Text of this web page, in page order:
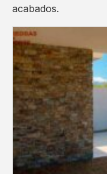
acabados.